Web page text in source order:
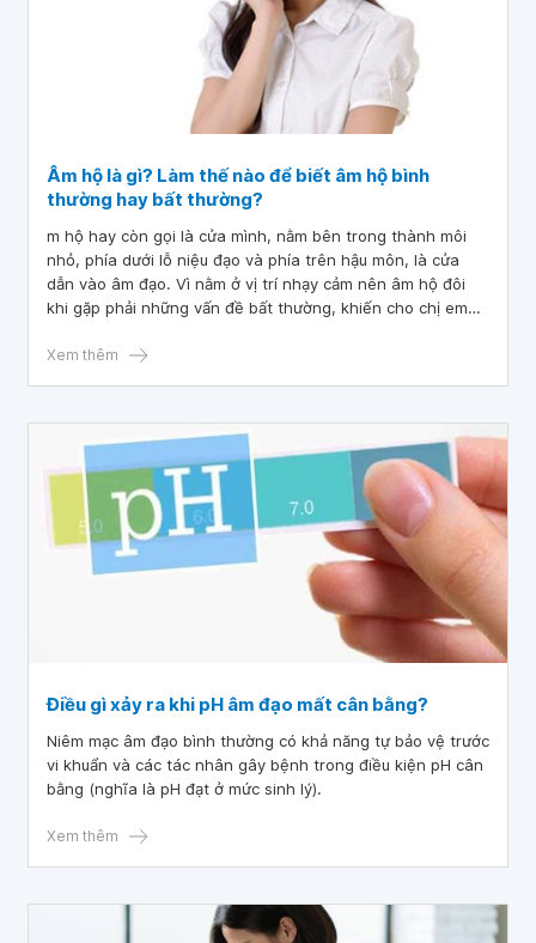
Âm hộ là gì? Làm thế nào để biết âm hộ bình
thường hay bất thường?
m hộ hay còn gọi là cửa mình, nằm bên trong thành môi
nhỏ, phía dưới lỗ niệu đạo và phía trên hậu môn, là cửa
dẫn vào âm đạo. Vì nằm ở vị trí nhạy cảm nên âm hộ đôi
khi gặp phải những vấn đề bất thường, khiến cho chị em
Xem thêm
Điều gì xảy ra khi pH âm đạo mất cân bằng?
Niêm mạc âm đạo bình thường có khả năng tự bảo vệ trước
vi khuẩn và các tác nhân gây bệnh trong điều kiện pH cân
bằng (nghĩa là pH đạt ở mức sinh lý).
Xem thêm